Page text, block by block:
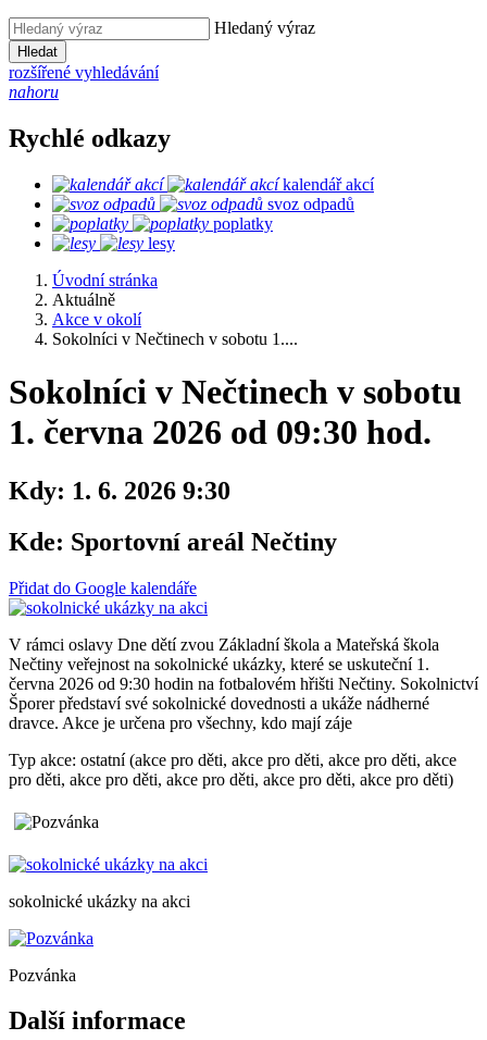
Hledaný výraz
Hledat
rozšířené vyhledávání
nahoru
Rychlé odkazy
kalendář akcí
svoz odpadů
poplatky
lesy
Úvodní stránka
Aktuálně
Akce v okolí
Sokolníci v Nečtinech v sobotu 1....
Sokolníci v Nečtinech v sobotu
1. června 2026 od 09:30 hod.
Kdy: 1. 6. 2026 9:30
Kde: Sportovní areál Nečtiny
Přidat do Google kalendáře
V rámci oslavy Dne dětí zvou Základní škola a Mateřská škola
Nečtiny veřejnost na sokolnické ukázky, které se uskuteční 1.
června 2026 od 9:30 hodin na fotbalovém hřišti Nečtiny. Sokolnictví
Šporer představí své sokolnické dovednosti a ukáže nádherné
dravce. Akce je určena pro všechny, kdo mají záje
Typ akce: ostatní (akce pro děti, akce pro děti, akce pro děti, akce
pro děti, akce pro děti, akce pro děti, akce pro děti, akce pro děti)
sokolnické ukázky na akci
Pozvánka
Další informace